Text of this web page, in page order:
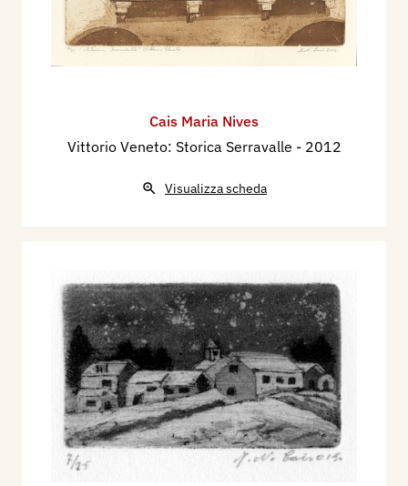
Cais Maria Nives
Vittorio Veneto: Storica Serravalle - 2012
Visualizza scheda